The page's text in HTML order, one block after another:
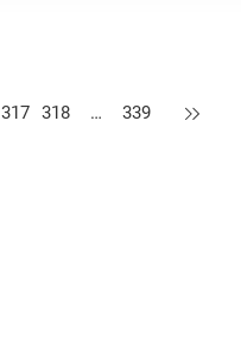
317 318 … 339 下一页